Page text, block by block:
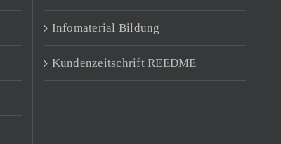
Infomaterial Bildung
Kundenzeitschrift REEDME